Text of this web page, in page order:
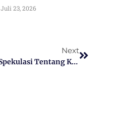
Juli 23, 2026
Next
Spekulasi Tentang Konvoi